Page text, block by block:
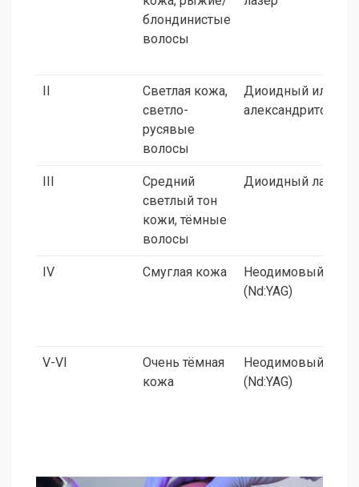
блондинистые
волосы
Светлая кожа,
светло-
русявые
волосы
Диоидный или
александритовый
Средний
светлый тон
кожи, тёмные
волосы
Диоидный лазер
IV Смуглая кожа
Неодимовый
(Nd:YAG)
V-VI
Очень тёмная
кожа
Неодимовый
(Nd:YAG)